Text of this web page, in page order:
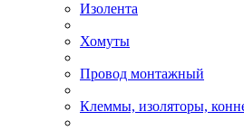
Изолента
Хомуты
Провод монтажный
Клеммы, изоляторы,